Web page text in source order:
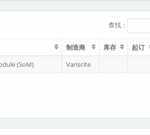
查找：
制造商 库存 起订
(SoM) Variscite